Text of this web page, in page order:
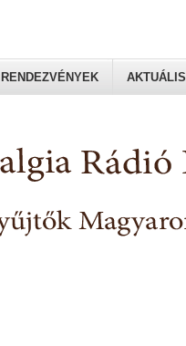
RENDEZVÉNYEK AKTUÁLIS